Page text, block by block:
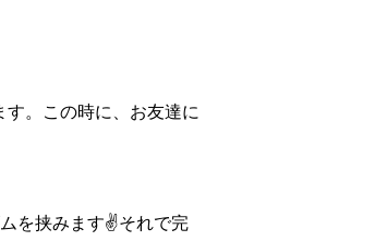
。この時に、お友達に
を挟みます✌️それで完